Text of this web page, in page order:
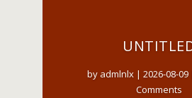
by admlnlx | 2026-08-09
Comments